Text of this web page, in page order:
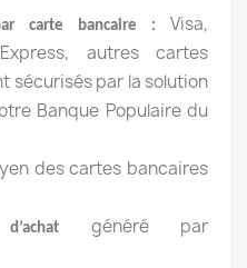
carte bancaire : Visa,
autres cartes
sécurisés par la solution
Banque Populaire du
des cartes bancaires
généré par